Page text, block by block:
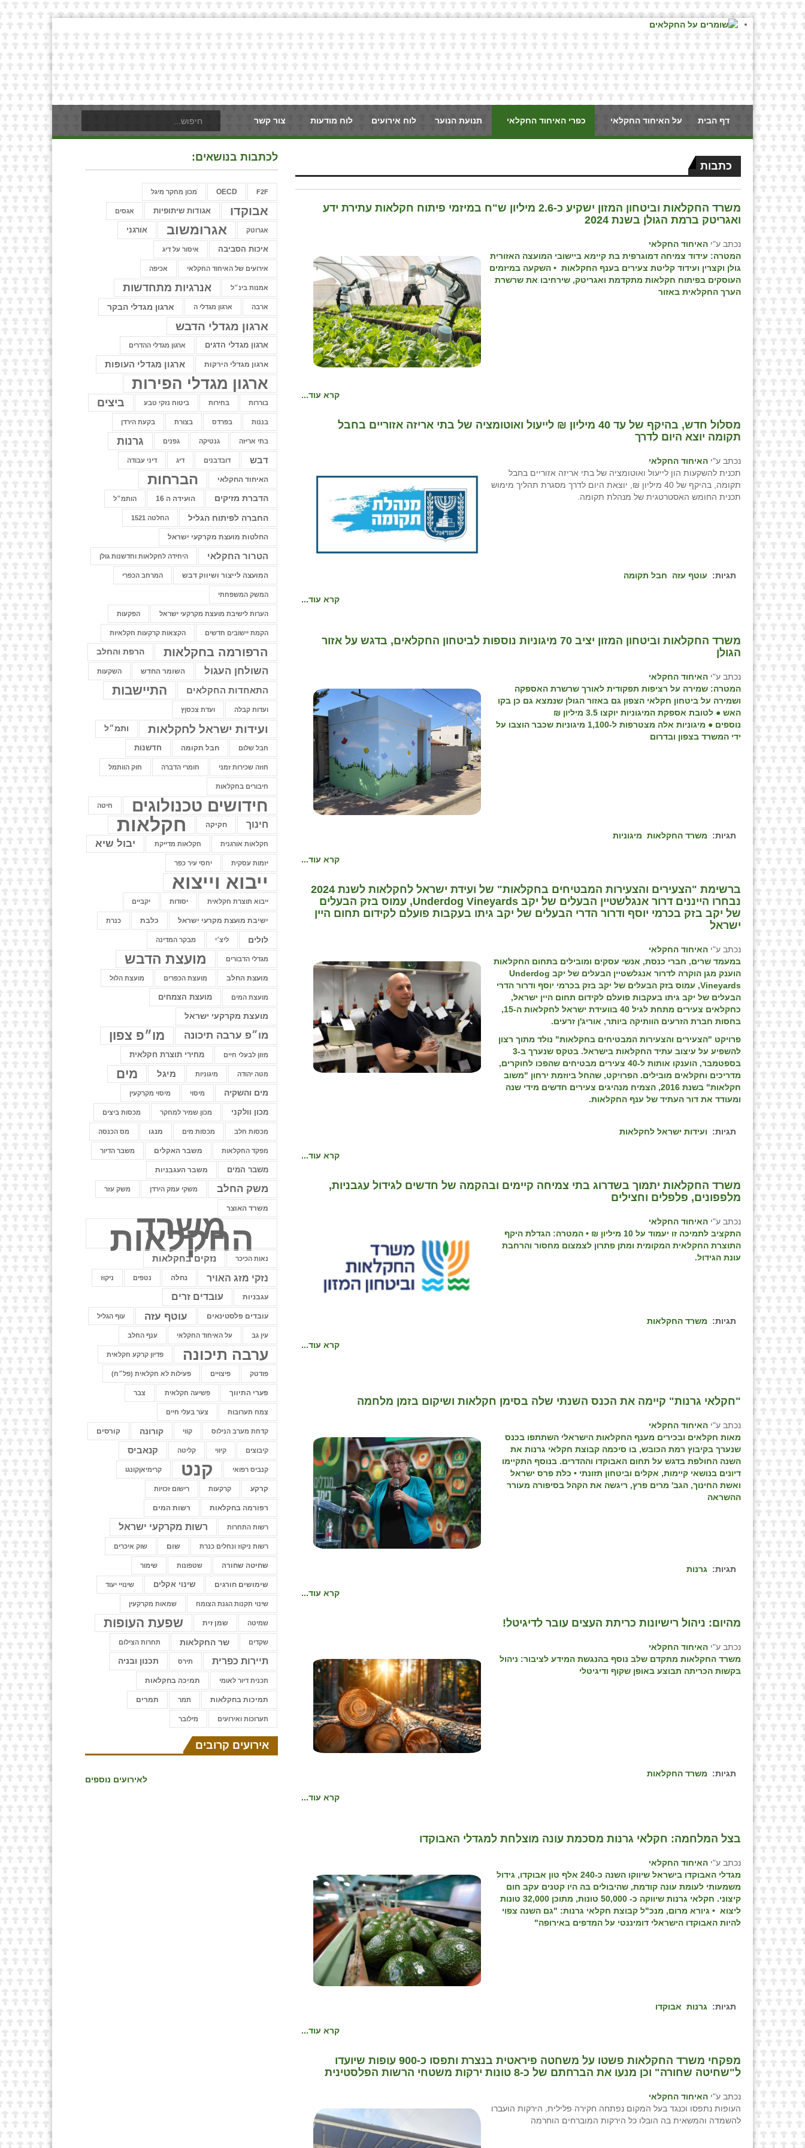
דף הבית על האיחוד החקלאי כפרי האיחוד החקלאי תנועת הנוער לוח אירועים לוח מודעות צור קשר
כתבות
משרד החקלאות וביטחון המזון ישקיע כ-2.6 מיליון ש"ח במיזמי פיתוח חקלאות עתירת ידע
ואגריטק ברמת הגולן בשנת 2024
נכתב ע"י האיחוד החקלאי
המטרה: עידוד צמיחה דמוגרפית בת קיימא ביישובי המועצה האזורית
גולן וקצרין ועידוד קליטת צעירים בענף החקלאות • השקעה במיזמים
העוסקים בפיתוח חקלאות מתקדמת ואגריטק, שירחיבו את שרשרת
הערך החקלאית באזור
קרא עוד...
מסלול חדש, בהיקף של עד 40 מיליון ₪ לייעול ואוטומציה של בתי אריזה אזוריים בחבל
תקומה יוצא היום לדרך
נכתב ע"י האיחוד החקלאי
תכנית להשקעות הון לייעול ואוטומציה של בתי אריזה אזוריים בחבל
תקומה, בהיקף של 40 מיליון ₪, יוצאת היום לדרך מסגרת תהליך מימוש
תכנית החומש האסטרטגית של מנהלת תקומה.
תגיות: עוטף עזה חבל תקומה
קרא עוד...
משרד החקלאות וביטחון המזון יציב 70 מיגוניות נוספות לביטחון החקלאים, בדגש על אזור
הגולן
נכתב ע"י האיחוד החקלאי
המטרה: שמירה על רציפות תפקודית לאורך שרשרת האספקה
ושמירה על ביטחון חקלאי הצפון גם באזור הגולן שנמצא גם כן בקו
האש ●
לטובת אספקת המיגוניות יוקצו 3.5 מיליון ₪
נוספים ●
מיגוניות אלה מצטרפות ל-1,100 מיגוניות שכבר הוצבו על
ידי המשרד בצפון ובדרום
תגיות: משרד החקלאות מיגוניות
קרא עוד...
ברשימת "הצעירים והצעירות המבטיחים בחקלאות" של ועידת ישראל לחקלאות לשנת 2024
נבחרו הייננים דרור אנגלשטיין הבעלים של יקב Underdog Vineyards, עמוס בזק הבעלים
של יקב בזק בכרמי יוסף ודרור הדרי הבעלים של יקב גיתו בעקבות פועלם לקידום תחום היין
ישראל
נכתב ע"י האיחוד החקלאי
במעמד שרים, חברי כנסת, אנשי עסקים ומובילים בתחום החקלאות
הוענק מגן הוקרה לדרור אנגלשטיין הבעלים של יקב Underdog
Vineyards, עמוס בזק הבעלים של יקב בזק בכרמי יוסף ודרור הדרי
הבעלים של יקב גיתו בעקבות פועלם לקידום תחום היין ישראל,
כחקלאים צעירים מתחת לגיל 40 בוועידת ישראל לחקלאות ה-15,
בחסות חברת הזרעים הוותיקה ביותר, אוריג'ן זרעים.
פרויקט "הצעירים והצעירות המבטיחים בחקלאות" נולד מתוך רצון
להשפיע על עיצוב עתיד החקלאות בישראל. בטקס שנערך ב-3
בספטמבר, הוענקו אותות ל-40 צעירים מבטיחים שהפכו לחוקרים,
מדריכים וחקלאים מובילים. הפרויקט, שהחל ביוזמת ירחון "משוב
חקלאות" בשנת 2016, הצמיח מנהיגים צעירים חדשים מידי שנה
ומעודד את דור העתיד של ענף החקלאות.
תגיות: ועידות ישראל לחקלאות
קרא עוד...
משרד החקלאות יתמוך בשדרוג בתי צמיחה קיימים ובהקמה של חדשים לגידול עגבניות,
מלפפונים, פלפלים וחצילים
נכתב ע"י האיחוד החקלאי
התקציב לתמיכה זו יעמוד על 10 מיליון ₪ • המטרה: הגדלת היקף
התוצרת החקלאית המקומית ומתן פתרון לצמצום מחסור והרחבת
עונת הגידול.
תגיות: משרד החקלאות
קרא עוד...
"חקלאי גרנות" קיימה את הכנס השנתי שלה בסימן חקלאות ושיקום בזמן מלחמה
נכתב ע"י האיחוד החקלאי
מאות חקלאים ובכירים מענף החקלאות הישראלי השתתפו בכנס
שנערך בקיבוץ רמת הכובש, בו סיכמה קבוצת חקלאי גרנות את
השנה החולפת בדגש על תחום האבוקדו וההדרים. בנוסף התקיימו
דיונים בנושאי קיימות, אקלים וביטחון תזונתי • כלת פרס ישראל
ואשת החינוך, הגב' מרים פרץ, ריגשה את הקהל בסיפורה מעורר
ההשראה
תגיות: גרנות
קרא עוד...
מהיום: ניהול רישיונות כריתת העצים עובר לדיגיטל!
נכתב ע"י האיחוד החקלאי
משרד החקלאות מתקדם שלב נוסף בהנגשת המידע לציבור: ניהול
בקשות הכריתה תבוצע באופן שקוף ודיגיטלי
תגיות: משרד החקלאות
קרא עוד...
בצל המלחמה: חקלאי גרנות מסכמת עונה מוצלחת למגדלי האבוקדו
נכתב ע"י האיחוד החקלאי
מגדלי האבוקדו בישראל שיווקו השנה כ-240 אלף טון אבוקדו, גידול
משמעותי לעומת עונה קודמת, שהיבולים בה היו קטנים עקב חום
קיצוני. חקלאי גרנות שיווקה כ- 50,000 טונות, מתוכן 32,000 טונות
ליצוא • גיורא מרום, מנכ"ל קבוצת חקלאי גרנות: "גם השנה צפוי
להיות האבוקדו הישראלי דומיננטי על המדפים באירופה"
תגיות: גרנות אבוקדו
קרא עוד...
מפקחי משרד החקלאות פשטו על משחטה פיראטית בנצרת ותפסו כ-900 עופות שיועדו
ל"שחיטה שחורה" וכן מנעו את הברחתם של כ-8 טונות ירקות משטחי הרשות הפלסטינית
נכתב ע"י האיחוד החקלאי
העופות נתפסו וכנגד בעל המקום נפתחה חקירה פלילית, הירקות הועברו
להשמדה והמשאית בה הובלו כל הירקות המוברחים הוחרמה
לכתבות בנושאים:
F2F
OECD ֿמכון מחקר מיגל
אבוקדו אגודות שיתופיות אגסים
אגרוטק אגרומשוב אורגני
איכות הסביבה איסור על דיג
אירועים של האיחוד החקלאי אכיפה
אמנות בינ״ל אנרגיות מתחדשות
ארבה ארגון מגדלי ה ארגון מגדלי הבקר
ארגון מגדלי הדבש
ארגון מגדלי הדגים ארגון מגדלי ההדרים
ארגון מגדלי הירקות ארגון מגדלי העופות
ארגון מגדלי הפירות
בוררות בחירות ביטוח נזקי טבע ביצים
בננות בפרדס בצורת בקעת הירדן
בתי אריזה גנטיקה גפנים גרנות
דבש דובדבנים דיג דיני עבודה
האיחוד החקלאי הברחות
הדברת מזיקים הועידה ה 16 הותמ״ל
החברה לפיתוח הגליל החלטה 1521
החלטות מועצת מקרקעי ישראל
הטרור החקלאי היחידה לחקלאות וחדשנות גולן
המועצה לייצור ושיווק דבש המרחב הכפרי
המשק המשפחתי
הערות לישיבת מועצת מקרקעי ישראל הפקעות
הקמת יישובים חדשים הקצאות קרקעות חקלאיות
הרפורמה בחקלאות הרפת והחלב
השולחן העגול השומר החדש השקעות
התאחדות החקלאים התיישבות
ועדות קבלה ועדת צכסןץ
ועידות ישראל לחקלאות ותמ״ל
חבל שלום חבל תקומה חדשנות
חוזה שכירות זמני חומרי הדברה חוק הוותמל
חיבורים בחקלאות
חידושים טכנולוגים חיטה
חינוך חקיקה חקלאות
חקלאות אורגנית חקלאות מדייקת יבול שיא
יזמות עסקית יחסי עיר כפר
ייבוא וייצוא
ייבוא תוצרת חקלאית יסודות יקביים
ישיבת מועצת מקרעי ישראל כלבת כנרת
לולים ליצ׳י מבקר המדינה
מגדלי הדבורים מועצת הדבש
מועצת החלב מועצת הכפרים מועצת הלול
מועצת המים מועצת הצמחים
מועצת מקרקעי ישראל
מו״פ ערבה תיכונה מו״פ צפון
מזון לבעלי חיים מחירי תוצרת חקלאית
מטה יהודה מיגוניות מיגל מים
מים והשקיה מיסוי מיסוי מקרקעין
מכון וולקני מכון שמיר למחקר מכסות ביצים
מכסות חלב מכסות מים מנגו מס הכנסה
מפקד החקלאות משבר האקלים משבר הדיור
משבר המים משבר העגבניות
משק החלב משקי עמק הירדן משק עזר
משרד האוצרמשרד
החקלאות
נאות הכיכר נזקים בחקלאות
נזקי מזג האויר נחלה נטפים ניקוז
עגבניות עובדים זרים
עובדים פלסטינאים עוטף עזה עוף הגליל
עין גב על האיחוד החקלאי ענף החלב
ערבה תיכונה פדיון קרקע חקלאית
פודטק פיצויים פעילות לא חקלאית (פל״ח)
פערי התיווך פשיעה חקלאית צבר
צמח תערובות צער בעלי חיים
קדחת מערב הנילוס קווי קורונה קורסים
קיבוצים קיווי קליטה קנאביס
קנביס רפואי קנט קרימיאןקונגו
קרקע קרקעות רישום זכויות
רפורמה בחקלאות רשות המים
רשות התחרות רשות מקרקעי ישראל
רשות ניקוז ונחלים כנרת שום שוק איכרים
שחיטה שחורה שטפונות שימור
שימושים חורגים שינוי אקלים שינויי יעוד
שינוי תקנות הגנת הצומח שמאות מקרקעין
שמיטה שמן זית שפעת העופות
שקדים שר החקלאות תחרות הצילום
תיירות כפרית תירס תכנון ובניה
תכנית דיור לאומי תמיכה בחקלאות
תמיכות בחקלאות תמר תמרים
תערוכות ואירועים ⁨מילובר
אירועים קרובים
לאירועים נוספים